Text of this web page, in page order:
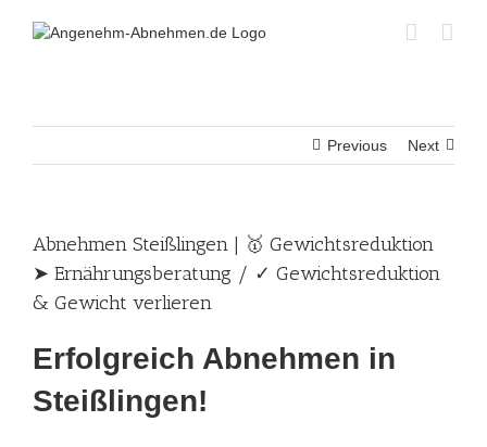
Previous Next
Abnehmen Steißlingen | 🥇 Gewichtsreduktion
➤ Ernährungsberatung / ✓ Gewichtsreduktion
& Gewicht verlieren
Erfolgreich Abnehmen in
Steißlingen!